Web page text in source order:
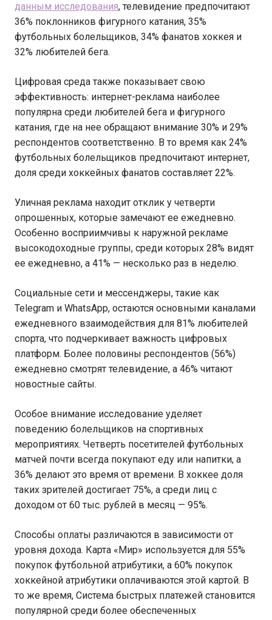
данным исследования, телевидение предпочитают
36% поклонников фигурного катания, 35%
футбольных болельщиков, 34% фанатов хоккея и
32% любителей бега.
Цифровая среда также показывает свою
эффективность: интернет-реклама наиболее
популярна среди любителей бега и фигурного
катания, где на нее обращают внимание 30% и 29%
респондентов соответственно. В то время как 24%
футбольных болельщиков предпочитают интернет,
доля среди хоккейных фанатов составляет 22%.
Уличная реклама находит отклик у четверти
опрошенных, которые замечают ее ежедневно.
Особенно восприимчивы к наружной рекламе
высокодоходные группы, среди которых 28% видят
ее ежедневно, а 41% — несколько раз в неделю.
Социальные сети и мессенджеры, такие как
Telegram и WhatsApp, остаются основными каналами
ежедневного взаимодействия для 81% любителей
спорта, что подчеркивает важность цифровых
платформ. Более половины респондентов (56%)
ежедневно смотрят телевидение, а 46% читают
новостные сайты.
Особое внимание исследование уделяет
поведению болельщиков на спортивных
мероприятиях. Четверть посетителей футбольных
матчей почти всегда покупают еду или напитки, а
36% делают это время от времени. В хоккее доля
таких зрителей достигает 75%, а среди лиц с
доходом от 60 тыс. рублей в месяц — 95%.
Способы оплаты различаются в зависимости от
уровня дохода. Карта «Мир» используется для 55%
покупок футбольной атрибутики, а 60% покупок
хоккейной атрибутики оплачиваются этой картой. В
то же время, Система быстрых платежей становится
популярной среди более обеспеченных